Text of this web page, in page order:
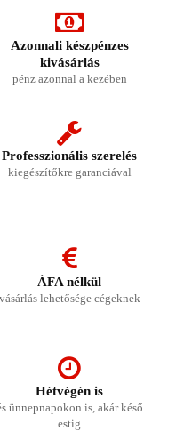
Azonnali készpénzes
kivásárlás
pénz azonnal a kezében
Professzionális szerelés
kiegészítőkre garanciával
ÁFA nélkül
vásárlás lehetősége cégeknek
Hétvégén is
ünnepnapokon is, akár késő
estig